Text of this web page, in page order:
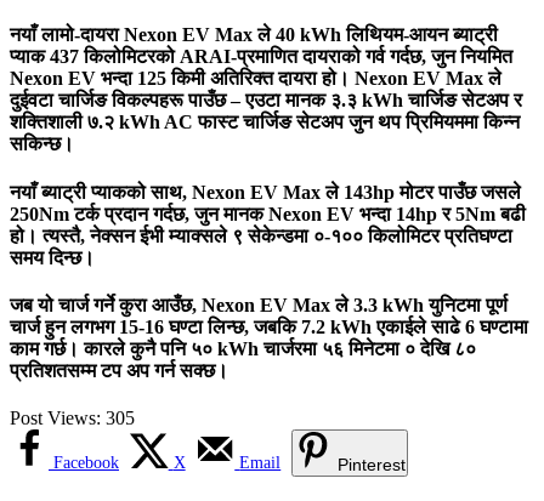
नयाँ लामो-दायरा Nexon EV Max ले 40 kWh लिथियम-आयन ब्याट्री
प्याक 437 किलोमिटरको ARAI-प्रमाणित दायराको गर्व गर्दछ, जुन नियमित
Nexon EV भन्दा 125 किमी अतिरिक्त दायरा हो। Nexon EV Max ले
दुईवटा चार्जिङ विकल्पहरू पाउँछ – एउटा मानक ३.३ kWh चार्जिङ सेटअप र
शक्तिशाली ७.२ kWh AC फास्ट चार्जिङ सेटअप जुन थप प्रिमियममा किन्न
सकिन्छ।
नयाँ ब्याट्री प्याकको साथ, Nexon EV Max ले 143hp मोटर पाउँछ जसले
250Nm टर्क प्रदान गर्दछ, जुन मानक Nexon EV भन्दा 14hp र 5Nm बढी
हो। त्यस्तै, नेक्सन ईभी म्याक्सले ९ सेकेन्डमा ०-१०० किलोमिटर प्रतिघण्टा
समय दिन्छ।
जब यो चार्ज गर्ने कुरा आउँछ, Nexon EV Max ले 3.3 kWh युनिटमा पूर्ण
चार्ज हुन लगभग 15-16 घण्टा लिन्छ, जबकि 7.2 kWh एकाईले साढे 6 घण्टामा
काम गर्छ। कारले कुनै पनि ५० kWh चार्जरमा ५६ मिनेटमा ० देखि ८०
प्रतिशतसम्म टप अप गर्न सक्छ।
Post Views: 305
Facebook X Email Pinterest